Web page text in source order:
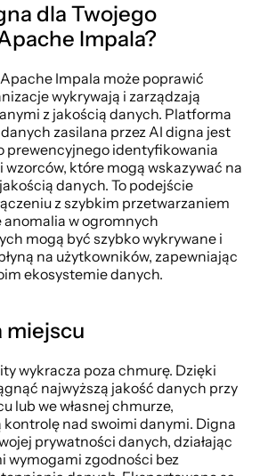
dla Twojego
Impala?
Impala może poprawić
wykrywają i zarządzają
z jakością danych. Platforma
zasilana przez AI digna jest
prewencyjnego identyfikowania
które mogą wskazywać na
danych. To podejście
z szybkim przetwarzaniem
anomalia w ogromnych
mogą być szybko wykrywane i
na użytkowników, zapewniając
ekosystemie danych.
miejscu
wykracza poza chmurę. Dzięki
najwyższą jakość danych przy
lub we własnej chmurze,
kontrolę nad swoimi danymi. Digna
prywatności danych, działając
wymogami zgodności bez